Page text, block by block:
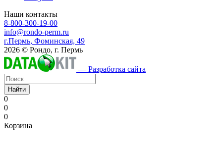
Наши контакты
8-800-300-19-00
info@rondo-perm.ru
г.Пермь, Фоминская, 49
2026 © Рондо, г. Пермь
— Разработка сайта
Найти
0
0
0
Корзина